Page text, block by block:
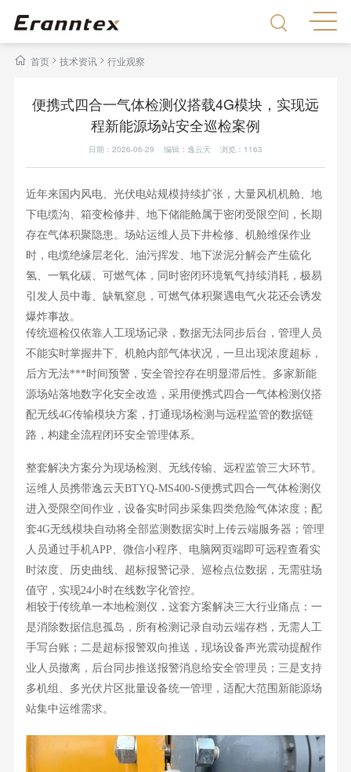
首页> 技术资讯 > 行业观察
便携式四合一气体检测仪搭载4G模块，实现远
程新能源场站安全巡检案例
日期：2026-06-29 编辑：逸云天 浏览： 1163
近年来国内风电、光伏电站规模持续扩张，大量风机机舱、地
下电缆沟、箱变检修井、地下储能舱属于密闭受限空间，长期
存在气体积聚隐患。场站运维人员下井检修、机舱维保作业
时，电缆绝缘层老化、油污挥发、地下淤泥分解会产生硫化
氢、一氧化碳、可燃气体，同时密闭环境氧气持续消耗，极易
引发人员中毒、缺氧窒息，可燃气体积聚遇电气火花还会诱发
爆炸事故。
传统巡检仅依靠人工现场记录，数据无法同步后台，管理人员
不能实时掌握井下、机舱内部气体状况，一旦出现浓度超标，
后方无法***时间预警，安全管控存在明显滞后性。多家新能
源场站落地数字化安全改造，采用便携式四合一气体检测仪搭
配无线4G传输模块方案，打通现场检测与远程监管的数据链
路，构建全流程闭环安全管理体系。
整套解决方案分为现场检测、无线传输、远程监管三大环节。
运维人员携带逸云天BTYQ-MS400-S便携式四合一气体检测仪
进入受限空间作业，设备实时同步采集四类危险气体浓度；配
套4G无线模块自动将全部监测数据实时上传云端服务器；管理
人员通过手机APP、微信小程序、电脑网页端即可远程查看实
时浓度、历史曲线、超标报警记录、巡检点位数据，无需驻场
值守，实现24小时在线数字化管控。
相较于传统单一本地检测仪，这套方案解决三大行业痛点：一
是消除数据信息孤岛，所有检测记录自动云端存档，无需人工
手写台账；二是超标报警双向推送，现场设备声光震动提醒作
业人员撤离，后台同步推送报警消息给安全管理员；三是支持
多机组、多光伏片区批量设备统一管理，适配大范围新能源场
站集中运维需求。